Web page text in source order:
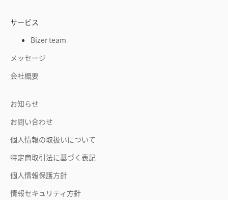
サービス
Bizer team
メッセージ
会社概要
お知らせ
お問い合わせ
個人情報の取扱いについて
特定商取引法に基づく表記
個人情報保護方針
情報セキュリティ方針